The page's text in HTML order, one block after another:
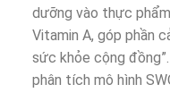
dưỡng vào thực
Vitamin A, góp phần
sức khỏe cộng
phân tích mô hình